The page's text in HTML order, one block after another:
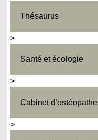
Thésaurus
>
Santé et écologie
>
Cabinet d’ostéopathe
>